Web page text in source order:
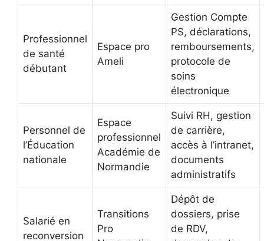
Professionnel
de santé
débutant
Espace pro
Ameli
Gestion Compte
PS, déclarations,
remboursements,
protocole de
soins
électronique
Personnel de
l’Éducation
nationale
Espace
professionnel
Académie de
Normandie
Suivi RH, gestion
de carrière,
accès à l’intranet,
documents
administratifs
Salarié en
reconversion
Transitions
Pro
Dépôt de
dossiers, prise
de RDV,